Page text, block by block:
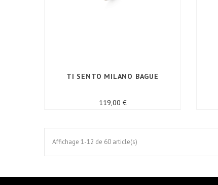
TI SENTO MILANO BAGUE
119,00 €Prix
Affichage 1-12 de 60 article(s)